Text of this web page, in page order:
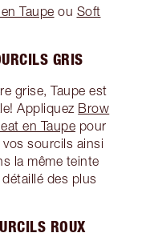
Taupe ou Soft
GRIS
grise, Taupe est
Appliquez Brow
en Taupe pour
sourcils ainsi
la même teinte
des plus
ROUX